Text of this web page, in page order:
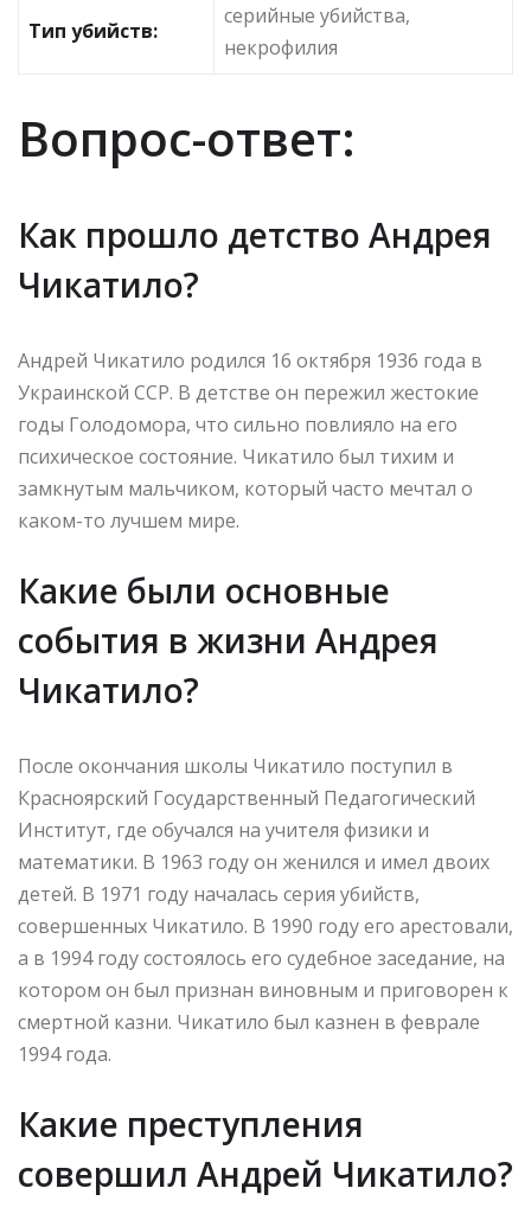
Тип убийств:
серийные убийства,
некрофилия
Вопрос-ответ:
Как прошло детство Андрея
Чикатило?
Андрей Чикатило родился 16 октября 1936 года в
Украинской ССР. В детстве он пережил жестокие
годы Голодомора, что сильно повлияло на его
психическое состояние. Чикатило был тихим и
замкнутым мальчиком, который часто мечтал о
каком-то лучшем мире.
Какие были основные
события в жизни Андрея
Чикатило?
После окончания школы Чикатило поступил в
Красноярский Государственный Педагогический
Институт, где обучался на учителя физики и
математики. В 1963 году он женился и имел двоих
детей. В 1971 году началась серия убийств,
совершенных Чикатило. В 1990 году его арестовали,
а в 1994 году состоялось его судебное заседание, на
котором он был признан виновным и приговорен к
смертной казни. Чикатило был казнен в феврале
1994 года.
Какие преступления
совершил Андрей Чикатило?